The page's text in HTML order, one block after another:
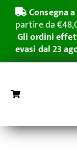
Salta
contenuto
Consegna
partire da
Gli ordini
evasi dal 23
Home